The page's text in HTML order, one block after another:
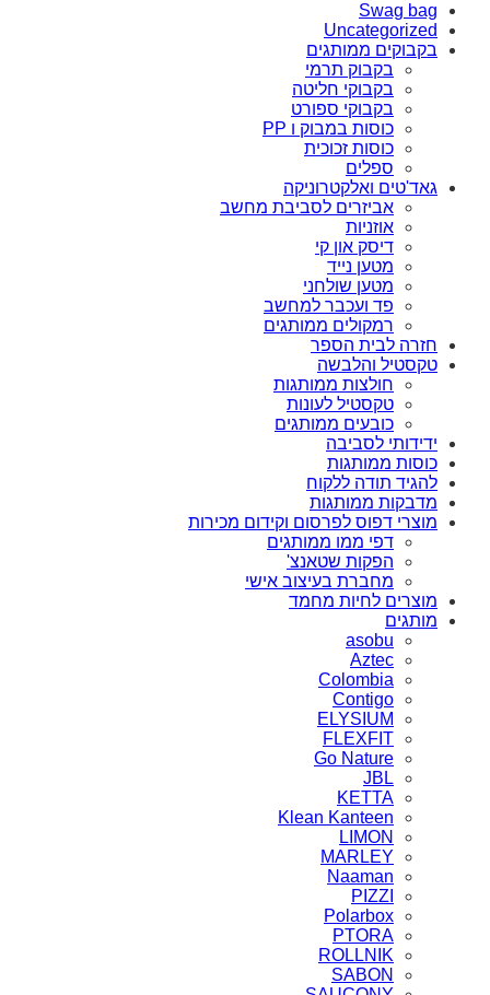
Swag bag
Uncategorized
בקבוקים ממותגים
בקבוק תרמי
בקבוקי חליטה
בקבוקי ספורט
כוסות במבוק ו PP
כוסות זכוכית
ספלים
גאד'טים ואלקטרוניקה
אביזרים לסביבת מחשב
אוזניות
דיסק און קי
מטען נייד
מטען שולחני
פד ועכבר למחשב
רמקולים ממותגים
חזרה לבית הספר
טקסטיל והלבשה
חולצות ממותגות
טקסטיל לעונות
כובעים ממותגים
ידידותי לסביבה
כוסות ממותגות
להגיד תודה ללקוח
מדבקות ממותגות
מוצרי דפוס לפרסום וקידום מכירות
דפי ממו ממותגים
הפקות שטאנצ'
מחברת בעיצוב אישי
מוצרים לחיות מחמד
מותגים
asobu
Aztec
Colombia
Contigo
ELYSIUM
FLEXFIT
Go Nature
JBL
KETTA
Klean Kanteen
LIMON
MARLEY
Naaman
PIZZI
Polarbox
PTORA
ROLLNIK
SABON